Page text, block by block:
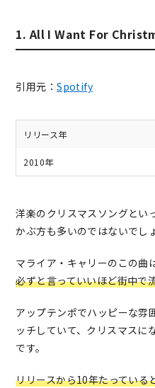
1. All I Want For
引用元：Spotify
リリース年
2010年
洋楽のクリスマスソングとい
かぶ方も多いのではないでし
マライア・キャリーのこの曲
必ずと言っていいほど街中で
アップテンポでハッピーな雰
ッチしていて、クリスマスに
です。
リリースから10年たっている